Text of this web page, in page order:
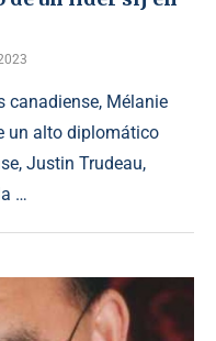
canadiense, Mélanie
un alto diplomático
Justin Trudeau,
…